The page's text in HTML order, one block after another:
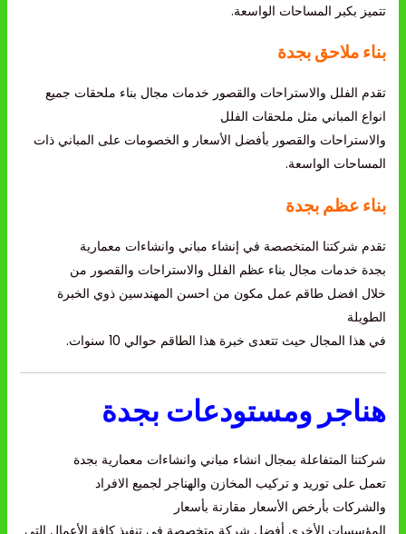
تتميز بكبر المساحات الواسعة.
بناء ملاحق بجدة
تقدم الفلل والاستراحات والقصور خدمات مجال بناء ملحقات جميع
انواع المباني مثل ملحقات الفلل
والاستراحات والقصور بأفضل الأسعار و الخصومات على المباني ذات
المساحات الواسعة.
بناء عظم بجدة
تقدم شركتنا المتخصصة في إنشاء مباني وانشاءات معمارية
بجدة خدمات مجال بناء عظم الفلل والاستراحات والقصور من
خلال افضل طاقم عمل مكون من احسن المهندسين ذوي الخبرة
الطويلة
في هذا المجال حيث تتعدى خبرة هذا الطاقم حوالي 10 سنوات.
هناجر ومستودعات بجدة
شركتنا المتفاعلة بمجال انشاء مباني وانشاءات معمارية بجدة
تعمل على توريد و تركيب المخازن والهناجر لجميع الافراد
والشركات بأرخص الأسعار مقارنة بأسعار